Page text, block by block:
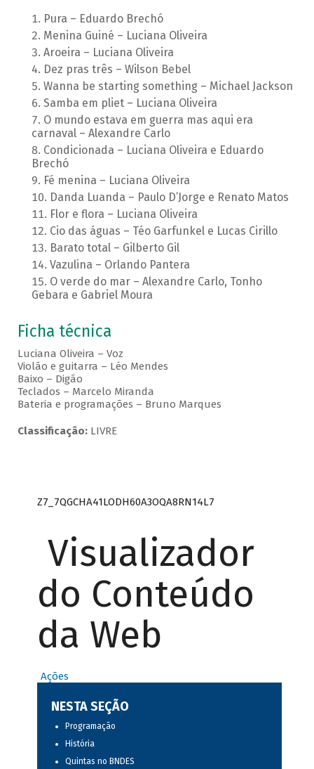
Pura – Eduardo Brechó
Menina Guiné – Luciana Oliveira
Aroeira – Luciana Oliveira
Dez pras três – Wilson Bebel
Wanna be starting something – Michael Jackson
Samba em pliet – Luciana Oliveira
O mundo estava em guerra mas aqui era
carnaval – Alexandre Carlo
Condicionada – Luciana Oliveira e Eduardo
Brechó
Fé menina – Luciana Oliveira
Danda Luanda – Paulo D’Jorge e Renato Matos
Flor e flora – Luciana Oliveira
Cio das águas – Téo Garfunkel e Lucas Cirillo
Barato total – Gilberto Gil
Vazulina – Orlando Pantera
O verde do mar – Alexandre Carlo, Tonho
Gebara e Gabriel Moura
Ficha técnica
Luciana Oliveira – Voz
Violão e guitarra – Léo Mendes
Baixo – Digão
Teclados – Marcelo Miranda
Bateria e programações – Bruno Marques
Classificação:LIVRE
Z7_7QGCHA41LODH60A3OQA8RN14L7
Visualizador
do Conteúdo
da Web
Ações
NESTA SEÇÃO
Programação
História
Quintas no BNDES